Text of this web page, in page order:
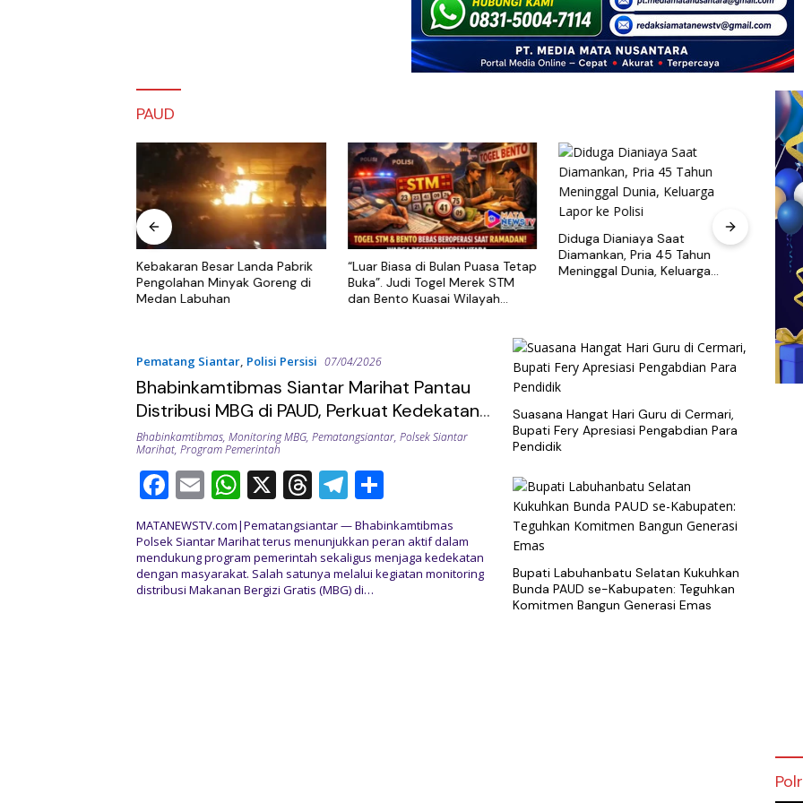
PAUD
Kebakaran Besar Landa Pabrik
Pengolahan Minyak Goreng di
Medan Labuhan
“Luar Biasa di Bulan Puasa Tetap
Buka”. Judi Togel Merek STM
dan Bento Kuasai Wilayah
Diduga Dianiaya Saat
Diamankan, Pria 45 Tahun
Meninggal Dunia, Keluarga
Cari
Pematang Siantar, Polisi Persisi 07/04/2026
Bhabinkamtibmas Siantar Marihat Pantau
Distribusi MBG di PAUD, Perkuat Kedekatan
Polri dan Masyarakat
Bhabinkamtibmas, Monitoring MBG, Pematangsiantar, Polsek Siantar
Marihat, Program Pemerintah
F
ac
e
b
o
E
m
ai
l
W
h
at
s
A
X T
h
re
a
d
T
el
e
gr
a
h
ar
e
MATANEWSTV.com|Pematangsiantar — Bhabinkamtibmas
Polsek Siantar Marihat terus menunjukkan peran aktif dalam
mendukung program pemerintah sekaligus menjaga kedekatan
dengan masyarakat. Salah satunya melalui kegiatan monitoring
distribusi Makanan Bergizi Gratis (MBG) di…
Suasana Hangat Hari Guru di Cermari,
Bupati Fery Apresiasi Pengabdian Para
Pendidik
Bupati Labuhanbatu Selatan Kukuhkan
Bunda PAUD se-Kabupaten: Teguhkan
Komitmen Bangun Generasi Emas